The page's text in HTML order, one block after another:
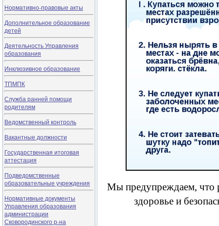
Нормативно-правовые акты
Дополнительное образование
детей
Деятельность Управления
образования
Инклюзивное образование
ТПМПК
Служба ранней помощи
родителям
Ведомственный контроль
Вакантные должности
Государственная итоговая
аттестация
Подведомственные
образовательные учреждения
Нормативные документы
Управления образования
администрации
Сковородинского р-на
Мы предупреждаем, что
здоровье и